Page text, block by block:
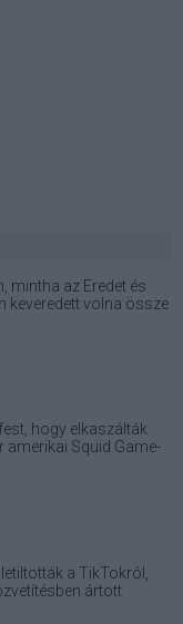
mintha az Eredet és
keveredett volna össze
hogy elkaszálták
amerikai Squid Game-
a TikTokról,
ártott